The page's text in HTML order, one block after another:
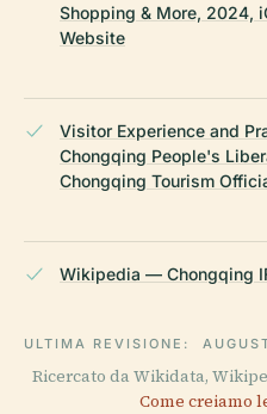
Shopping & More, 2024,
Website
Visitor Experience and
Chongqing People's
Chongqing Tourism
Wikipedia — Chongqing
ULTIMA REVISIONE:
Ricercato da Wikidata,
Come creiamo